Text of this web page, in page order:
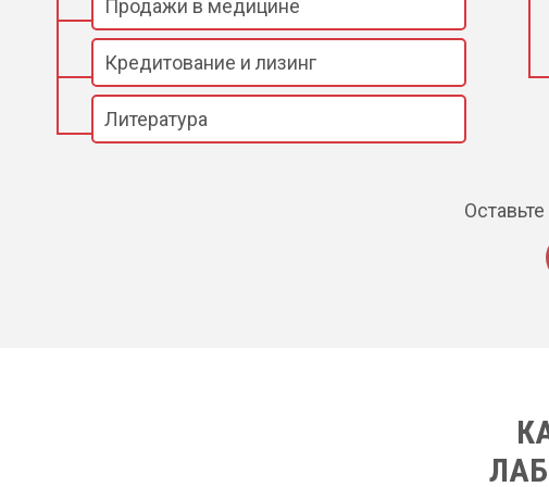
Продажи в медицине
Кредитование и лизинг
Литература